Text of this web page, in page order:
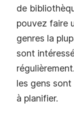
de
pouvez faire
genres la
sont
les gens
à planifier.